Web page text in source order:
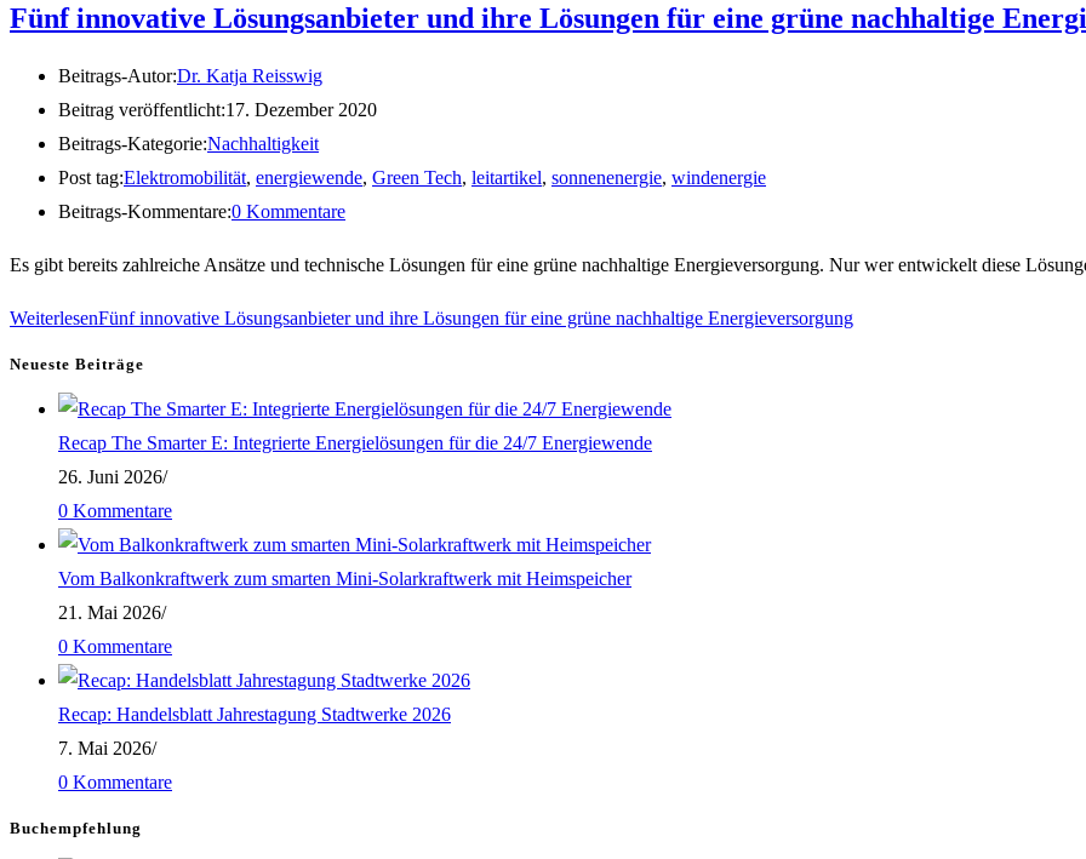
Fünf innovative Lösungsanbieter und ihre Lösungen für eine grüne nachhaltige
Beitrags-Autor:Dr. Katja Reisswig
Beitrag veröffentlicht:17. Dezember 2020
Beitrags-Kategorie:Nachhaltigkeit
Post tag:Elektromobilität, energiewende, Green Tech, leitartikel, sonnenenergie, windenergie
Beitrags-Kommentare:0 Kommentare
Es gibt bereits zahlreiche Ansätze und technische Lösungen für eine grüne nachhaltige Energieversorgung. Nur wer entwickelt diese
WeiterlesenFünf innovative Lösungsanbieter und ihre Lösungen für eine grüne nachhaltige Energieversorgung
Neueste Beiträge
Recap The Smarter E: Integrierte Energielösungen für die 24/7 Energiewende
26. Juni 2026/
0 Kommentare
Vom Balkonkraftwerk zum smarten Mini-Solarkraftwerk mit Heimspeicher
21. Mai 2026/
0 Kommentare
Recap: Handelsblatt Jahrestagung Stadtwerke 2026
7. Mai 2026/
0 Kommentare
Buchempfehlung